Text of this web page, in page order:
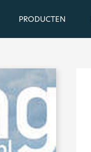
PRODUCTEN